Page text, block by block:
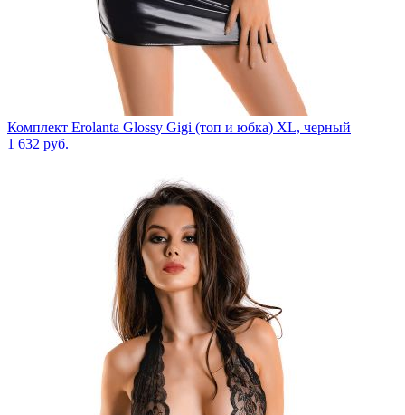
Комплект Erolanta Glossy Gigi (топ и юбка) XL, черный
1 632 руб.